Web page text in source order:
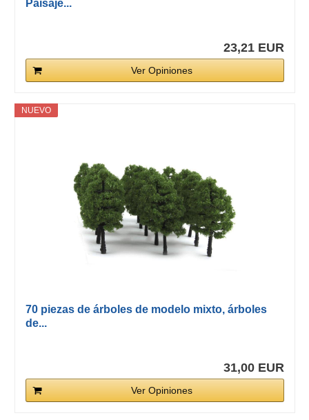
Paisaje...
23,21 EUR
Ver Opiniones
NUEVO
70 piezas de árboles de modelo mixto, árboles
de...
31,00 EUR
Ver Opiniones